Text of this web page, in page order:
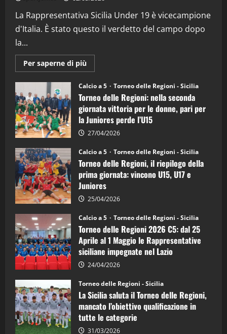
08/04/2026
La Rappresentativa Sicilia Under 19 è vicecampione
d'Italia. È stato questo il verdetto del campo dopo
la...
Per saperne di più
informazioni
Torneo
delle
Regioni
di
calcio
a
5:
la
Juniores
è
vicecampione
d’Italia
Calcio a 5 Torneo delle Regioni - Sicilia
Torneo delle Regioni: nella seconda
giornata vittoria per le donne, pari per
la Juniores perde l’U15
27/04/2026
Calcio a 5 Torneo delle Regioni - Sicilia
Torneo delle Regioni, il riepilogo della
prima giornata: vincono U15, U17 e
Juniores
25/04/2026
Calcio a 5 Torneo delle Regioni - Sicilia
Torneo delle Regioni 2026 C5: dal 25
Aprile al 1 Maggio le Rappresentative
siciliane impegnate nel Lazio
24/04/2026
Torneo delle Regioni - Sicilia
La Sicilia saluta il Torneo delle Regioni,
mancato l’obiettivo qualificazione in
tutte le categorie
31/03/2026